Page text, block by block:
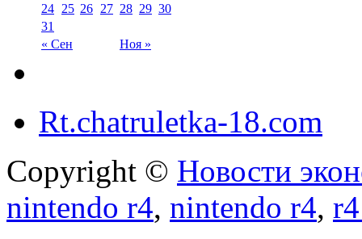
« Сен Ноя »
24 25 26 27 28 29 30
31
Rt.chatruletka-18.com
Copyright © Новости
nintendo r4, nintendo r4,